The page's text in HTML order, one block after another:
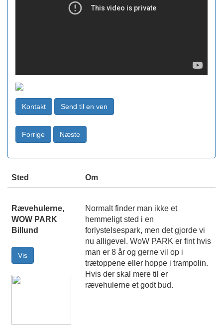
Sted Om
Rævehulerne,
WOW PARK
Billund
Normalt finder man ikke et
hemmeligt sted i en
forlystelsespark, men det gjorde vi
nu alligevel. WoW PARK er fint hvis
man er 8 år og gerne vil op i
trætoppene eller hoppe i trampolin.
Hvis der skal mere til er
rævehulerne et godt bud.